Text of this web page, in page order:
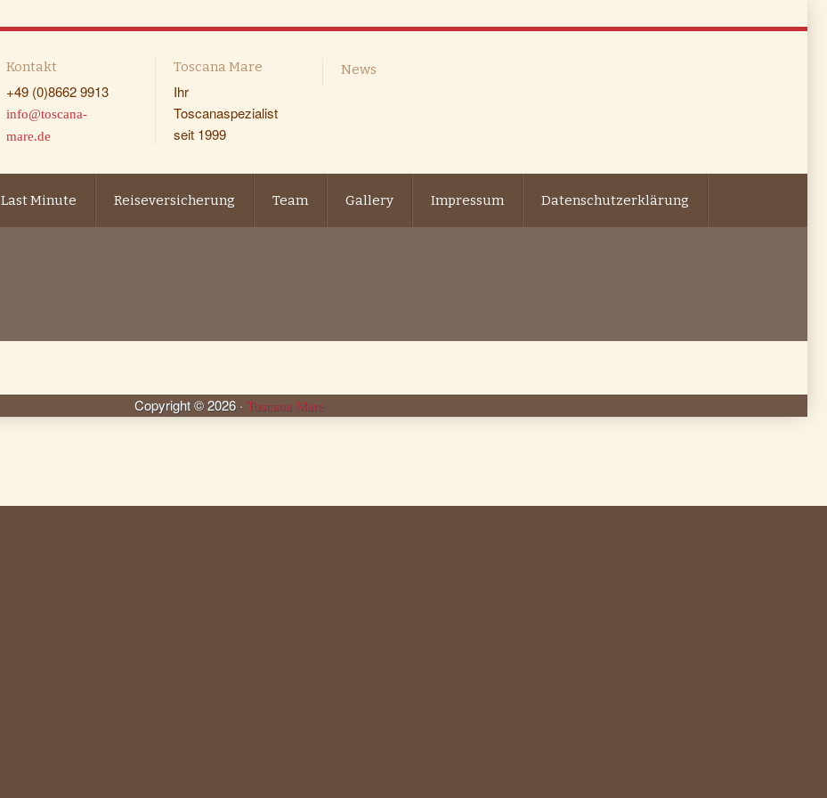
Kontakt
+49 (0)8662 9913
info@toscana-
mare.de
Toscana Mare
Ihr
Toscanaspezialist
seit 1999
News
Last Minute Reiseversicherung Team Gallery Impressum Datenschutzerklärung
Copyright ©2026· Toscana Mare